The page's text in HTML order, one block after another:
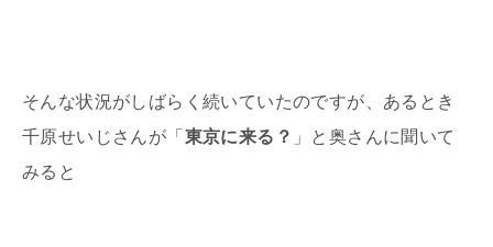
そんな状況がしばらく続いていたのですが、あるとき
千原せいじさんが「 東京に来る？ 」と奥さんに聞いて
みると